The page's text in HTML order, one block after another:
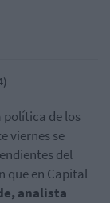
política de los
viernes se
del
que en Capital
analista